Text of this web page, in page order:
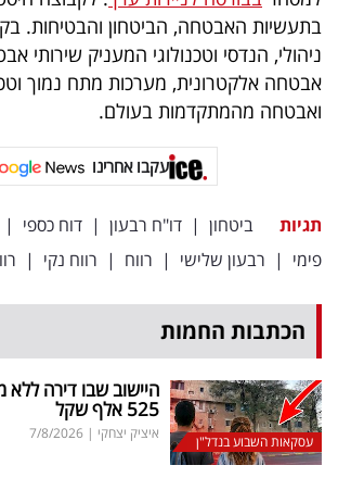
בתעשיות האבטחה, הביטחון והבטיחות.
ניהולי, הנדסי וטכנולוגי המעניק שירותי
אבטחה אלקטרונית, מערכות מתח נמוך
ואבטחה מהמתקדמות בעולם.
עקבו אחרינו
תגיות ביטחון | דו"ח רבעון | דוח כספי |
פימי | רבעון שלישי | רווח | רווח נקי |
הכתבות החמות
עסקאות השבוע בנדל"ן
היישוב שבו דירה
525 אלף שקל
איציק יצחקי |
7/8/2026